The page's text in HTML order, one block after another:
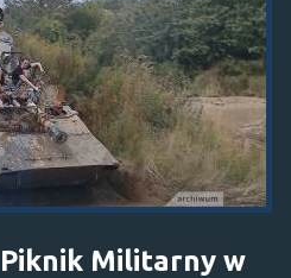
Piknik Militarny w